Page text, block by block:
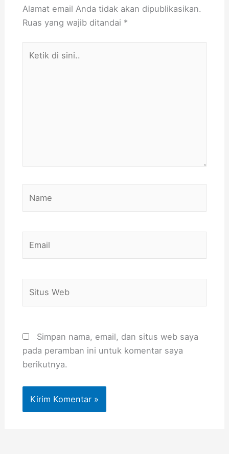
Alamat email Anda tidak akan dipublikasikan.
Ruas yang wajib ditandai *
Web
Simpan nama, email, dan situs web saya
pada peramban ini untuk komentar saya
berikutnya.